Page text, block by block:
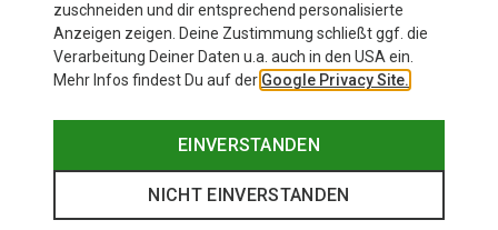
zuschneiden und dir entsprechend personalisierte
Anzeigen zeigen. Deine Zustimmung schließt ggf. die
Verarbeitung Deiner Daten u.a. auch in den USA ein.
Mehr Infos findest Du auf der Google Privacy Site.
EINVERSTANDEN
NICHT EINVERSTANDEN